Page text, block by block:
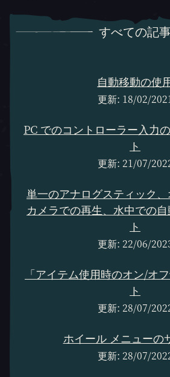
すべての記
自動移動の使
更新: 18/02/
PC でのコントローラー入力
ト
更新: 21/07/
単一のアナログスティック
カメラでの再生、水中での
ト
更新: 22/06/
「アイテム使用時のオン/オ
ト
更新: 28/07/
ホイール メニューの
更新: 28/07/